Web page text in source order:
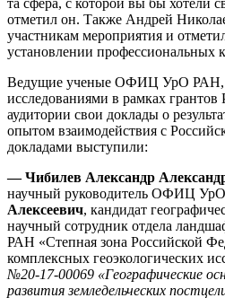
та сфера, с которой вы бы хотели
отметил он. Также Андрей
участникам мероприятия и
установлении профессиональных
Ведущие ученые ОФИЦ УрО РАН,
исследованиями в рамках
аудитории свои доклады о
опытом взаимодействия с
докладами выступили:
— Чибилев Александр
научный руководитель ОФИЦ
Алексеевич, кандидат
научный сотрудник отдела
РАН «Степная зона Российской
комплексных геоэкологических
№20-17-00069 «Географические
развития земледельческих